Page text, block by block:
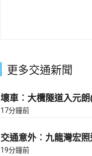
更多交通新聞
壞車︰大欖隧道入元
17分鐘前
交通意外︰九龍灣宏
19分鐘前